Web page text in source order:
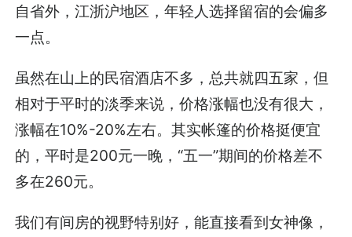
自省外，江浙沪地区，年轻人选择留宿的会偏多
一点。
虽然在山上的民宿酒店不多，总共就四五家，但
相对于平时的淡季来说，价格涨幅也没有很大，
涨幅在10%-20%左右。其实帐篷的价格挺便宜
的，平时是200元一晚，“五一”期间的价格差不
多在260元。
我们有间房的视野特别好，能直接看到女神像，